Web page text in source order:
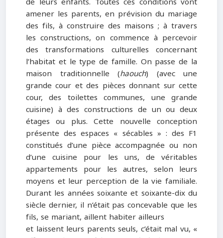
amener les parents, en prévision du mariage
des fils, à construire des maisons ; à travers
les constructions, on commence à percevoir
des transformations culturelles concernant
l’habitat et le type de famille. On passe de la
maison traditionnelle (haouch) (avec une
grande cour et des pièces donnant sur cette
cour, des toilettes communes, une grande
cuisine) à des constructions de un ou deux
étages ou plus. Cette nouvelle conception
présente des espaces « sécables » : des F1
constitués d’une pièce accompagnée ou non
d’une cuisine pour les uns, de véritables
appartements pour les autres, selon leurs
moyens et leur perception de la vie familiale.
Durant les années soixante et soixante-dix du
siècle dernier, il n’était pas concevable que les
fils, se mariant, aillent habiter ailleurs
et laissent leurs parents seuls, c’était mal vu, «